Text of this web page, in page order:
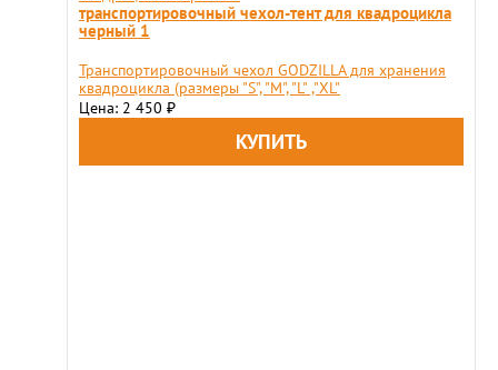
транспортировочный чехол-тент для квадроцикла
черный 1
Транспортировочный чехол GODZILLA для хранения
квадроцикла (размеры "S", "М", "L" ,"XL"
Цена: 2 450 ₽